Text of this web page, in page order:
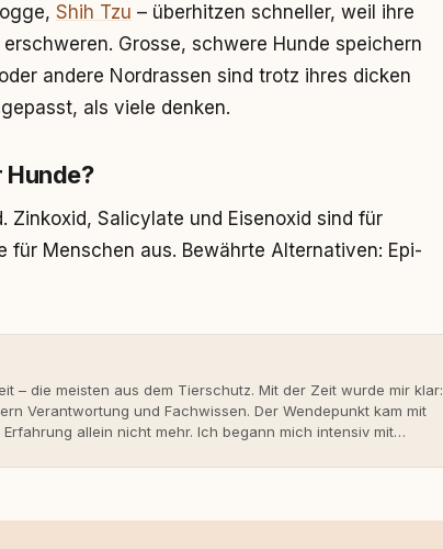
Shih Tzu – überhitzen schneller, weil ihre
Grosse, schwere Hunde speichern
andere Nordrassen sind trotz ihres dicken
als viele denken.
Hunde?
Zinkoxid, Salicylate und Eisenoxid sind für
für Menschen aus. Bewährte Alternativen: Epi-
– die meisten aus dem Tierschutz. Mit der Zeit wurde mir klar:
Verantwortung und Fachwissen. Der Wendepunkt kam mit
allein nicht mehr. Ich begann mich intensiv mit
Verständnis Wissen ersetzt – nicht umgekehrt. Aus dieser